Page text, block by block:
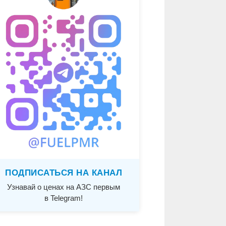
ПОДПИСАТЬСЯ НА КАНАЛ
Узнавай о ценах на АЗС первым
в Telegram!